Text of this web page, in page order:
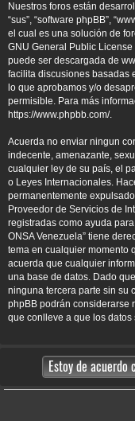
Nuestros foros están
“sus”, “software phpBB”,
el cual es una solución de
GNU General Public
puede ser descargada de
facilita discusiones basadas
lo que aprobamos y/o
permisible. Para más
https://www.phpbb.com/.
Acuerda no enviar ningun
indecente, amenazante,
cualquier ley de su país, el
o Leyes Internacionales.
permanentemente
Proveedor de Servicios de
registradas como ayuda para
ONSA Venezuela” tiene
tema en cualquier momento
acuerda que cualquier
una base de datos. Dado
ninguna tercera parte sin su
phpBB podrán considerarse
que conlleve a que los